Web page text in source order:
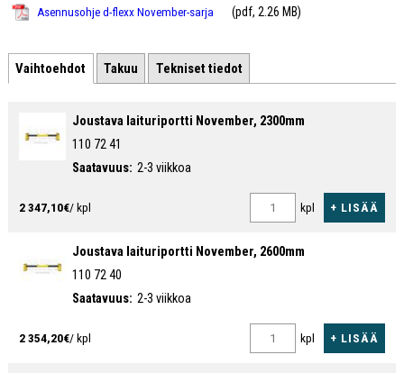
Asennusohje d-flexx November-sarja (pdf, 2.26 MB)
Vaihtoehdot Takuu Tekniset tiedot
Joustava laituriportti November, 2300mm
110 72 41
Saatavuus: 2-3 viikkoa
2 347,10€/ kpl kpl + LISÄÄ
Joustava laituriportti November, 2600mm
110 72 40
Saatavuus: 2-3 viikkoa
2 354,20€/ kpl kpl + LISÄÄ